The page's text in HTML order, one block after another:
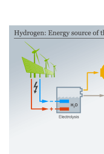
Scopri tutte le
Come